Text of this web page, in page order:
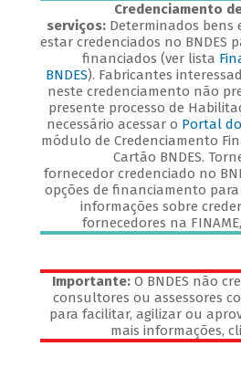
Credenciamento
serviços: Determinados bens
estar credenciados no BNDES
financiados (ver lista
BNDES). Fabricantes
neste credenciamento não
presente processo de
necessário acessar o Portal
módulo de Credenciamento
Cartão BNDES.
fornecedor credenciado no
opções de financiamento para
informações sobre
fornecedores na
Importante: O BNDES não
consultores ou assessores
para facilitar, agilizar ou
mais informações,